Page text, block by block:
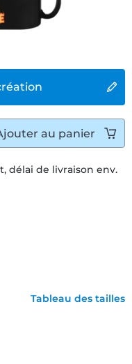
délai de livraison env.
Tableau des tailles
au panier